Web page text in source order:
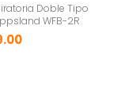
Doble Tipo
WFB-2R